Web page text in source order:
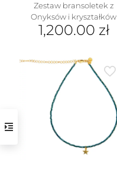
Zestaw bransoletek z
Onyksów i kryształków
1,200.00 zł